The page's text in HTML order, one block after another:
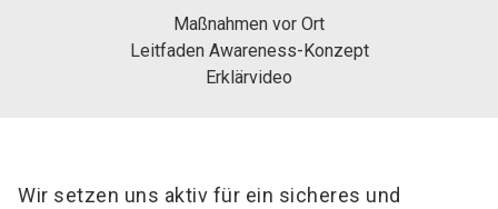
Maßnahmen vor Ort
Leitfaden Awareness-Konzept
Erklärvideo
Wir setzen uns aktiv für ein sicheres und